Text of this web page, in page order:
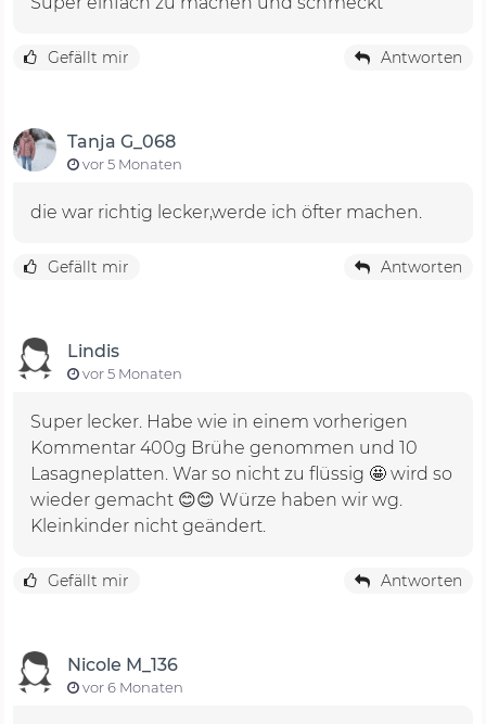
Gefällt mir Antworten
Tanja G_068
vor 5 Monaten
die war richtig lecker,werde ich öfter machen.
Gefällt mir Antworten
Lindis
vor 5 Monaten
Super lecker. Habe wie in einem vorherigen
Kommentar 400g Brühe genommen und 10
Lasagneplatten. War so nicht zu flüssig 🤩 wird so
wieder gemacht 😊😊 Würze haben wir wg.
Kleinkinder nicht geändert.
Gefällt mir Antworten
Nicole M_136
vor 6 Monaten